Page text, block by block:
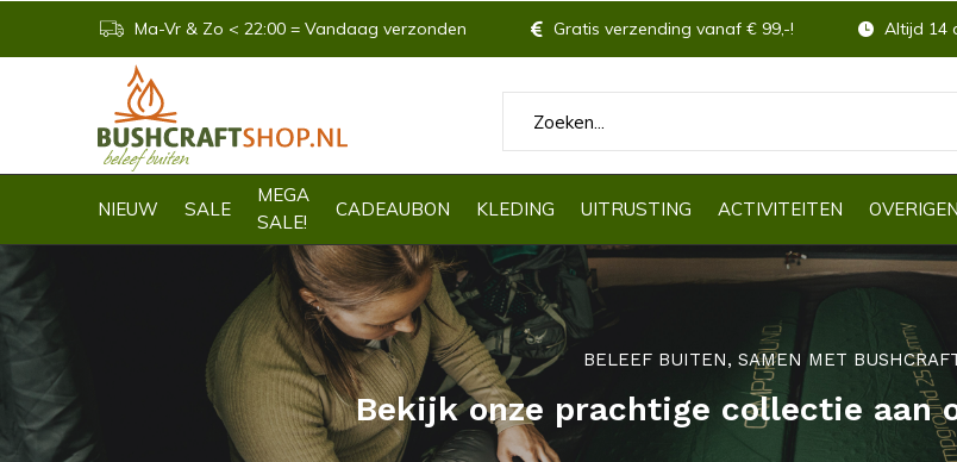
NIEUW SALE
MEGA
SALE!
CADEAUBON KLEDING UITRUSTING ACTIVITEITEN OVERIGEN
Ma-Vr & Zo < 22:00 = Vandaag verzonden Gratis verzending vanaf € 99,-! Altijd 14
BELEEF BUITEN, SAMEN MET
Bekijk onze prachtige collectie aan